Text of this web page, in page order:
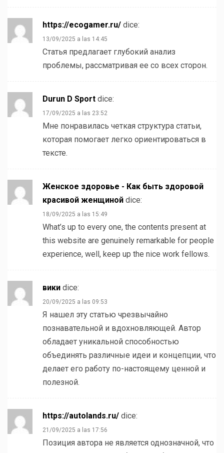
https://ecogamer.ru/ dice:
13/09/2025 a las 14:45
Статья предлагает глубокий анализ
проблемы, рассматривая ее со всех сторон.
Durun D Sport dice:
17/09/2025 a las 23:52
Мне понравилась четкая структура статьи,
которая помогает легко ориентироваться в
тексте.
Женское здоровье - Как быть здоровой
красивой женщиной dice:
18/09/2025 a las 15:49
What’s up to every one, the contents present at
this website are genuinely remarkable for people
experience, well, keep up the nice work fellows.
вики dice:
20/09/2025 a las 09:53
Я нашел эту статью чрезвычайно
познавательной и вдохновляющей. Автор
обладает уникальной способностью
объединять различные идеи и концепции, что
делает его работу по-настоящему ценной и
полезной.
https://autolands.ru/ dice:
21/09/2025 a las 17:56
Позиция автора не является однозначной, что